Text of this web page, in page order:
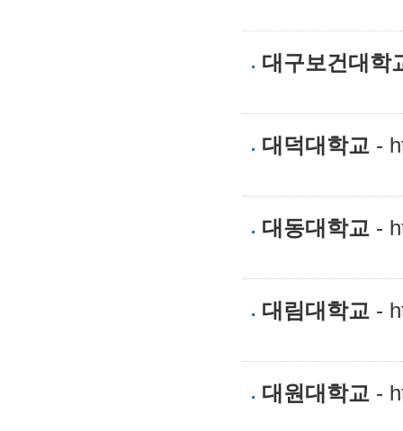
대구보건대학
대덕대학교 -
대동대학교 -
대림대학교 -
대원대학교 -